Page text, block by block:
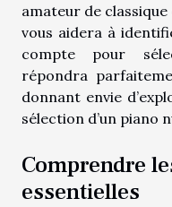
amateur de
vous aidera à
compte pour
répondra
donnant envie
sélection d’un piano
Comprendre
essentielles